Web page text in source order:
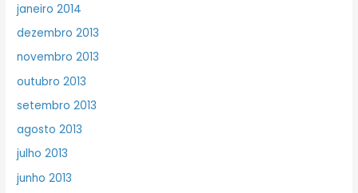
janeiro 2014
dezembro 2013
novembro 2013
outubro 2013
setembro 2013
agosto 2013
julho 2013
junho 2013